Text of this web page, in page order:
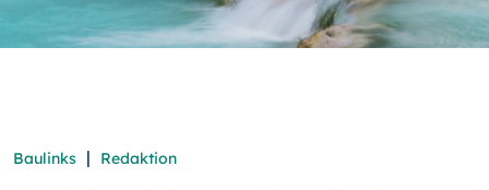
Baulinks | Redaktion